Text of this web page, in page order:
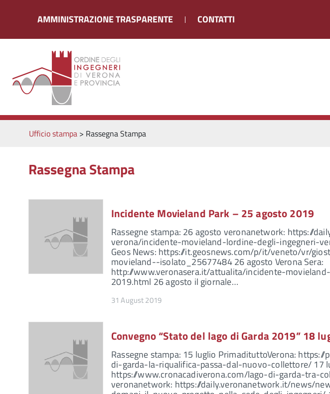
AMMINISTRAZIONE TRASPARENTE CONTATTI
Ufficio stampa> Rassegna Stampa
Rassegna Stampa
Incidente Movieland Park – 25 agosto 2019
Rassegne stampa: 26 agosto veronanetwork: https://
verona/incidente-movieland-lordine-degli-ingegneri-
Geos News: https://it.geosnews.com/p/it/veneto/vr/
movieland--isolato_25677484 26 agosto Verona Sera:
http://www.veronasera.it/attualita/incidente-
2019.html 26 agosto il giornale…
31 August 2019
Convegno “Stato del lago di Garda 2019” 18
Rassegne stampa: 15 luglio PrimadituttoVerona:
di-garda-la-riqualifica-passa-dal-nuovo-collettore/ 17
https://www.cronacadiverona.com/lago-di-garda-tra-
veronanetwork: https://daily.veronanetwork.it/news/